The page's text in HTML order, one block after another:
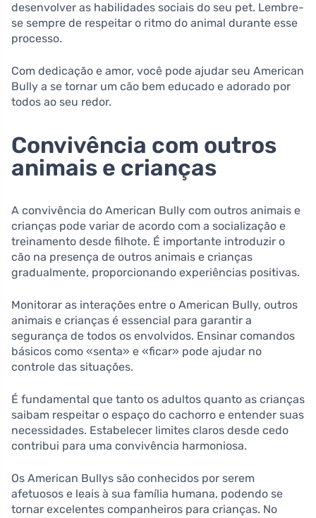
desenvolver as habilidades sociais do seu pet. Lembre-
se sempre de respeitar o ritmo do animal durante esse
processo.
Com dedicação e amor, você pode ajudar seu American
Bully a se tornar um cão bem educado e adorado por
todos ao seu redor.
Convivência com outros
animais e crianças
A convivência do American Bully com outros animais e
crianças pode variar de acordo com a socialização e
treinamento desde filhote. É importante introduzir o
cão na presença de outros animais e crianças
gradualmente, proporcionando experiências positivas.
Monitorar as interações entre o American Bully, outros
animais e crianças é essencial para garantir a
segurança de todos os envolvidos. Ensinar comandos
básicos como «senta» e «ficar» pode ajudar no
controle das situações.
É fundamental que tanto os adultos quanto as crianças
saibam respeitar o espaço do cachorro e entender suas
necessidades. Estabelecer limites claros desde cedo
contribui para uma convivência harmoniosa.
Os American Bullys são conhecidos por serem
afetuosos e leais à sua família humana, podendo se
tornar excelentes companheiros para crianças. No